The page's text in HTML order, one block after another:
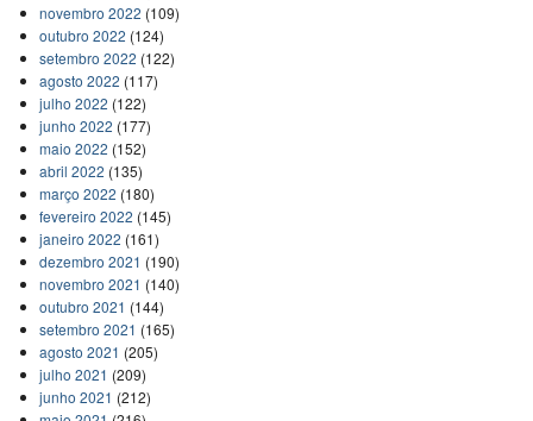
novembro 2022 (109)
outubro 2022 (124)
setembro 2022 (122)
agosto 2022 (117)
julho 2022 (122)
junho 2022 (177)
maio 2022 (152)
abril 2022 (135)
março 2022 (180)
fevereiro 2022 (145)
janeiro 2022 (161)
dezembro 2021 (190)
novembro 2021 (140)
outubro 2021 (144)
setembro 2021 (165)
agosto 2021 (205)
julho 2021 (209)
junho 2021 (212)